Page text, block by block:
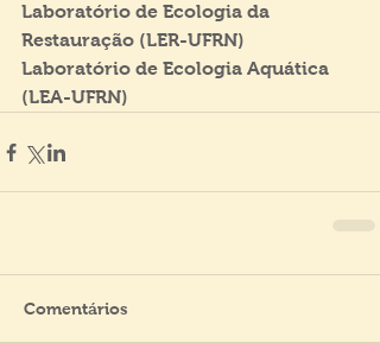
Laboratório de Ecologia da
Restauração (LER-UFRN)
Laboratório de Ecologia Aquática
(LEA-UFRN)
Comentários